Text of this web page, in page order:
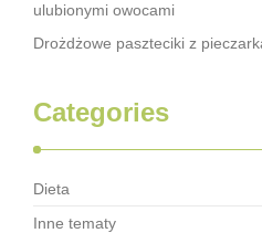
ulubionymi owocami
Drożdżowe paszteciki z
Categories
Dieta
Inne tematy